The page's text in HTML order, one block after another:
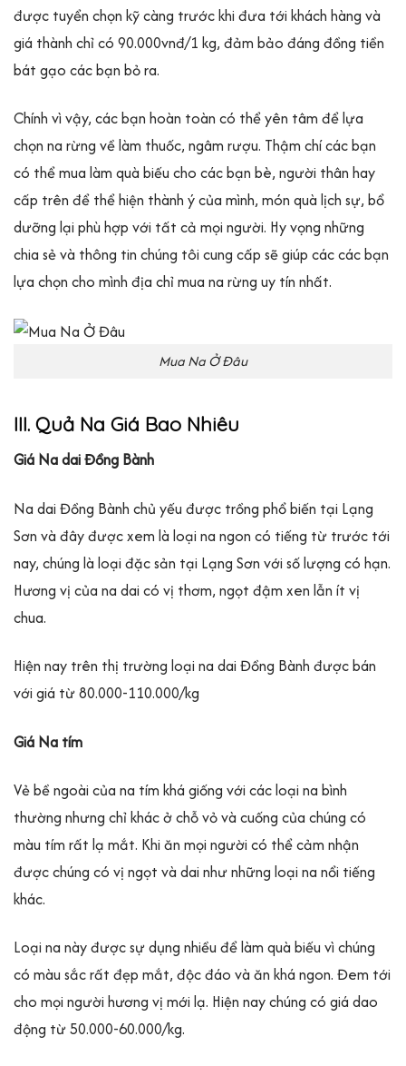
được tuyển chọn kỹ càng trước khi đưa tới khách hàng và
giá thành chỉ có 90.000vnđ/1 kg, đảm bảo đáng đồng tiền
bát gạo các bạn bỏ ra.
Chính vì vậy, các bạn hoàn toàn có thể yên tâm để lựa
chọn na rừng về làm thuốc, ngâm rượu. Thậm chí các bạn
có thể mua làm quà biếu cho các bạn bè, người thân hay
cấp trên để thể hiện thành ý của mình, món quà lịch sự, bổ
dưỡng lại phù hợp với tất cả mọi người. Hy vọng những
chia sẻ và thông tin chúng tôi cung cấp sẽ giúp các các bạn
lựa chọn cho mình địa chỉ mua na rừng uy tín nhất.
Mua Na Ở Đâu
III. Quả Na Giá Bao Nhiêu
Giá Na dai Đồng Bành
Na dai Đồng Bành chủ yếu được trồng phổ biến tại Lạng
Sơn và đây được xem là loại na ngon có tiếng từ trước tới
nay, chúng là loại đặc sản tại Lạng Sơn với số lượng có hạn.
Hương vị của na dai có vị thơm, ngọt đậm xen lẫn ít vị
chua.
Hiện nay trên thị trường loại na dai Đồng Bành được bán
với giá từ 80.000-110.000/kg
Giá Na tím
Vẻ bề ngoài của na tím khá giống với các loại na bình
thường nhưng chỉ khác ở chỗ vỏ và cuống của chúng có
màu tím rất lạ mắt. Khi ăn mọi người có thể cảm nhận
được chúng có vị ngọt và dai như những loại na nổi tiếng
khác.
Loại na này được sự dụng nhiều để làm quà biếu vì chúng
có màu sắc rất đẹp mắt, độc đáo và ăn khá ngon. Đem tới
cho mọi người hương vị mới lạ. Hiện nay chúng có giá dao
động từ 50.000-60.000/kg.